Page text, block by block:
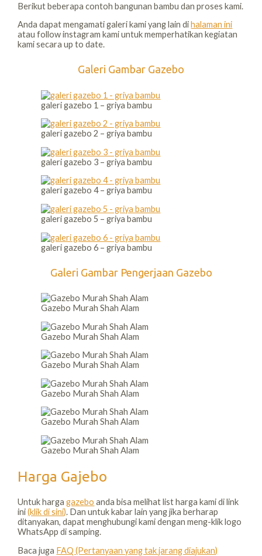
Berikut beberapa contoh bangunan bambu dan proses kami.
Anda dapat mengamati galeri kami yang lain dihalaman ini
atau follow instagram kami untuk memperhatikan kegiatan
kami secara up to date.
Galeri Gambar Gazebo
galeri gazebo 1 – griya bambu
galeri gazebo 2 – griya bambu
galeri gazebo 3 – griya bambu
galeri gazebo 4 – griya bambu
galeri gazebo 5 – griya bambu
galeri gazebo 6 – griya bambu
Galeri Gambar Pengerjaan Gazebo
Gazebo Murah Shah Alam
Gazebo Murah Shah Alam
Gazebo Murah Shah Alam
Gazebo Murah Shah Alam
Gazebo Murah Shah Alam
Gazebo Murah Shah Alam
Harga Gajebo
Untuk hargagazebo anda bisa melihat list harga kami di link
ini(klik di sini). Dan untuk kabar lain yang jika berharap
ditanyakan, dapat menghubungi kami dengan meng-klik logo
WhatsApp di samping.
Baca juga FAQ (Pertanyaan yang tak jarang diajukan)